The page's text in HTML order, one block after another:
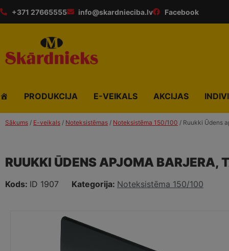
+371 27665555 info@skardnieciba.lv Facebook
PRODUKCIJA E-VEIKALS AKCIJAS
Sākums / E-veikals / Noteksistēmas / Noteksistēma 150/100 / Ruukki Ūdens
RUUKKI ŪDENS APJOMA BARJERA,
Kods: ID 1907 Kategorija: Noteksistēma 150/100